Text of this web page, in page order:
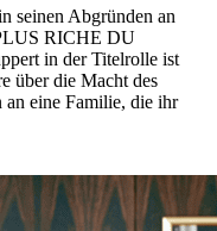
seinen Abgründen an
RICHE DU
in der Titelrolle ist
über die Macht des
an eine Familie, die ihr